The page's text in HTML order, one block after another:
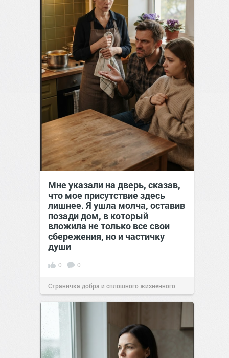
Мне указали на дверь, сказав,
что мое присутствие здесь
лишнее. Я ушла молча, оставив
позади дом, в который
вложила не только все свои
сбережения, но и частичку
души
0 0
Страничка добра и сплошного жизненного
позитива!00:29Сегодня